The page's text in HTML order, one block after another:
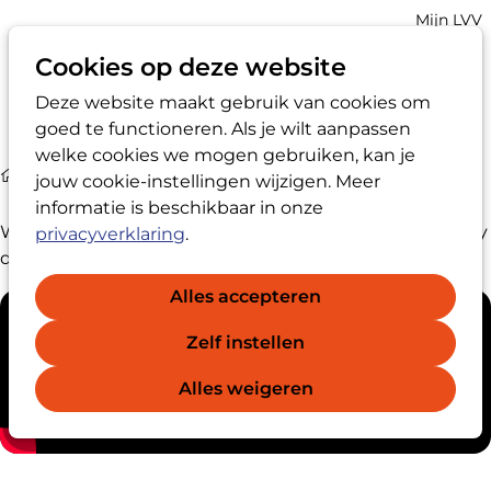
Cookies op deze website
Deze website maakt gebruik van cookies om
goed te functioneren. Als je wilt aanpassen
welke cookies we mogen gebruiken, kan je
jouw cookie-instellingen wijzigen. Meer
informatie is beschikbaar in onze
privacyverklaring.
Alles accepteren
Zelf instellen
Alles weigeren
Zoek
Account
Mijn LVV
Media Movie about confidential advisor
What exactly is a confidential adviser, and what do they
do? This video explains it clearly!